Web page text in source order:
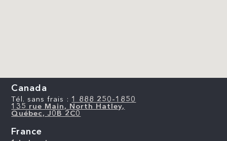
Canada
Tél. sans frais : 1 888 250-1850
135 rue Main, North Hatley,
Québec, J0B 2C0
France